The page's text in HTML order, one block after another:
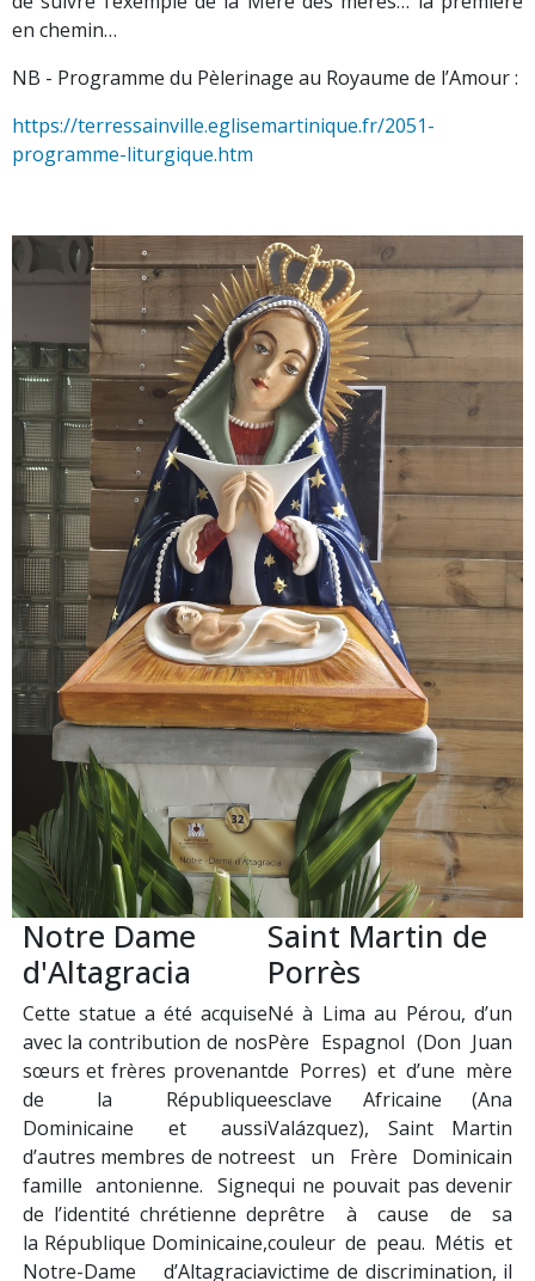
Notre Dame
d'Altagracia
Cette statue a été acquise
avec la contribution de nos
sœurs et frères provenant
de la République
Dominicaine et aussi
d’autres membres de notre
famille antonienne. Signe
de l’identité chrétienne de
la République Dominicaine,
Notre-Dame d’Altagracia
est reconnue officiellement
comme la Protectrice de la
nation dominicaine et la
Mère de tout le peuple
dominicain.
Selon la tradition, au XVIè
siècle, deux frères
espagnols Alonso et
Antonio TREJO qui vivaient
dans la région de Higüey,
ont ramené d’Espagne une
image de la Vierge Marie
adorant l’Enfant Jésus qui
reposait dans une
mangeoire, avec Saint
Joseph en arrière-plan, et
une étoile brillante dans le
ciel. On y voit aussi deux
anges qui tiennent une
Saint Martin de
Porrès
Né à Lima au Pérou, d’un
Père Espagnol (Don Juan
de Porres) et d’une mère
esclave Africaine (Ana
Valázquez), Saint Martin
est un Frère Dominicain
qui ne pouvait pas devenir
prêtre à cause de sa
couleur de peau. Métis et
victime de discrimination, il
s’érigera en défenseur
acharné des marginalisés :
les pauvres, les malades,
les esclaves…
Homme de grande foi ;
Serviteur humble et rempli
de charité, le Seigneur en a
fait un grand thaumaturge
par de nombreux miracles
qui lui sont reconnus : les
guérisons miraculeuses
pour les humains et les
animaux, la multiplication
de nourriture pour des
nécessiteux, la capacité de
lévitation etc.
Canonisé en 1962, il est le
Saint Patron des barbiers,